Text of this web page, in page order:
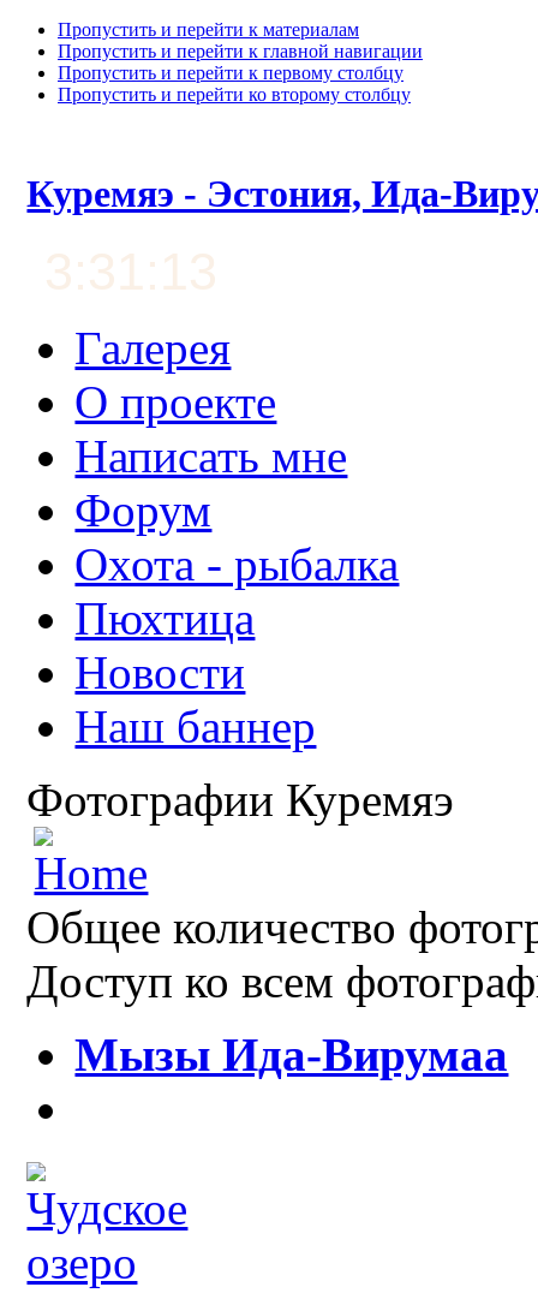
Пропустить и перейти к материалам
Пропустить и перейти к главной навигации
Пропустить и перейти к первому столбцу
Пропустить и перейти ко второму столбцу
Куремяэ - Эстония, Ида-
3:31:14
Галерея
О проекте
Написать мне
Форум
Охота - рыбалка
Пюхтица
Новости
Наш баннер
Фотографии Куремяэ
Общее количество
Доступ ко всем
Мызы Ида-Вирумаа